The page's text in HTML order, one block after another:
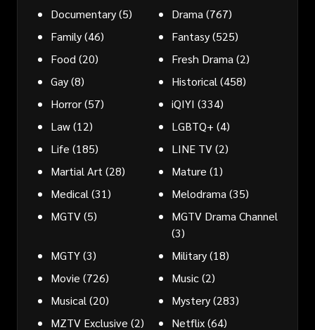
Documentary(5) Drama(767)
Family(46) Fantasy(525)
Food(20) Fresh Drama(2)
Gay(8) Historical(458)
Horror(57) iQIYI (334)
Law(12) LGBTQ+ (4)
Life (185) LINE TV(2)
Martial Art(28) Mature (1)
Medical(31) Melodrama(35)
MGTV(5)
MGTV Drama Channel
(3)
MGTY(3) Military(18)
Movie (726) Music(2)
Musical(20) Mystery(283)
MZTV Exclusive (2) Netflix(64)